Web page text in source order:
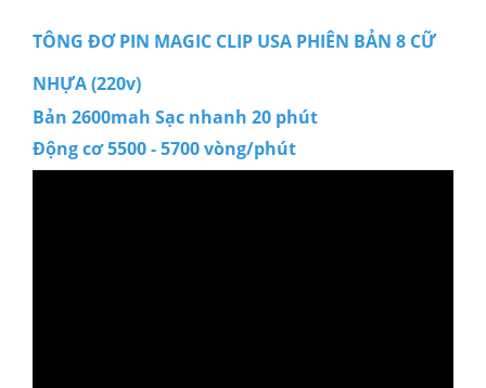
TÔNG ĐƠ PIN MAGIC CLIP USA PHIÊN BẢN 8 CỮ
NHỰA (220v)
Bản 2600mah Sạc nhanh 20 phút
Động cơ 5500 - 5700 vòng/phút